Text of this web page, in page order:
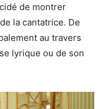
de montrer
la cantatrice. De
au travers
lyrique ou de son